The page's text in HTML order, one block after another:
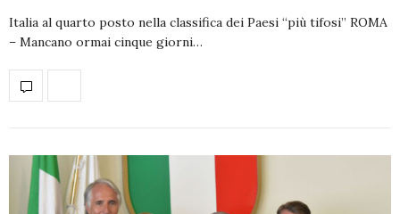
Italia al quarto posto nella classifica dei Paesi “più tifosi” ROMA
– Mancano ormai cinque giorni…